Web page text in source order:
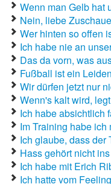
Dumme Sprüche
Englische Sprüche
Facebook Sprüche
Fußballsprüche
Gute Nacht
Gute Sprüche
Guten Morgen
Wenn man Gelb hat
Nein, liebe
Wer hinten so offen
Ich habe nie an
Das da vorn, was
Fußball ist ein
Wir dürfen jetzt nur
Wenn's kalt wird,
Ich habe absichtlich
Im Training habe
Ich glaube, dass
Hass gehört nicht
Ich habe mit Erich
Ich hatte vom